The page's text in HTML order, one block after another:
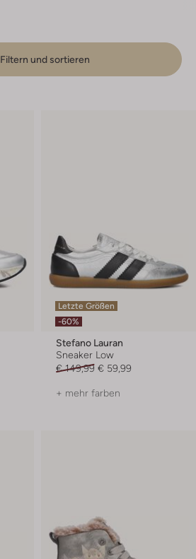
Filtern und sortieren
Letzte Größen
-60%
Stefano Lauran
Sneaker Low
€ 149,99 € 59,99
+ mehr farben